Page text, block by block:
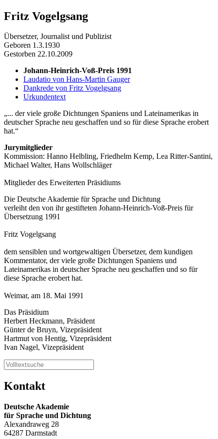
Fritz Vogelgsang
Übersetzer, Journalist und Publizist
Geboren 1.3.1930
Gestorben 22.10.2009
Johann-Heinrich-Voß-Preis 1991
Laudatio von Hans-Martin Gauger
Dankrede von Fritz Vogelgsang
Urkundentext
... der viele große Dichtungen Spaniens und Lateinamerikas in
deutscher Sprache neu geschaffen und so für diese Sprache erobert
hat.
Jurymitglieder
Kommission: Hanno Helbling, Friedhelm Kemp, Lea Ritter-Santini,
Michael Walter, Hans Wollschläger
Mitglieder des Erweiterten Präsidiums
Die Deutsche Akademie für Sprache und Dichtung
verleiht den von ihr gestifteten Johann-Heinrich-Voß-Preis für
Übersetzung 1991
Fritz Vogelgsang
dem sensiblen und wortgewaltigen Übersetzer, dem kundigen
Kommentator, der viele große Dichtungen Spaniens und
Lateinamerikas in deutscher Sprache neu geschaffen und so für
diese Sprache erobert hat.
Weimar, am 18. Mai 1991
Das Präsidium
Herbert Heckmann, Präsident
Günter de Bruyn, Vizepräsident
Hartmut von Hentig, Vizepräsident
Ivan Nagel, Vizepräsident
Kontakt
Deutsche Akademie
für Sprache und Dichtung
Alexandraweg 28
64287 Darmstadt